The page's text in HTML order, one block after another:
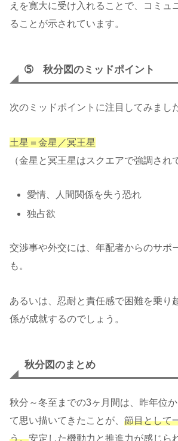
えを寛大に受け入れることで、コミュ
ることが示されています。
➄ 秋分図のミッドポイント
次のミッドポイントに注目してみまし
土星＝金星／冥王星
（金星と冥王星はスクエアで強調され
愛情、人間関係を失う恐れ
独占欲
交渉事や外交には、年配者からのサポ
も。
あるいは、忍耐と責任感で困難を乗り
係が成就するのでしょう。
秋分図のまとめ
秋分～冬至までの3ヶ月間は、昨年位
て思い描いてきたことが、 節目として
う。安定した機動力と推進力が感じら